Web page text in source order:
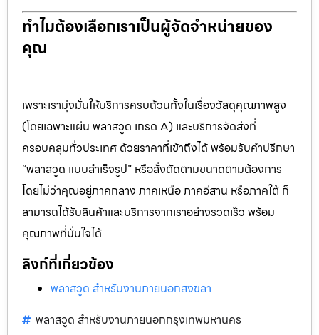
ทำไมต้องเลือกเราเป็นผู้จัดจำหน่ายของ
คุณ
เพราะเรามุ่งมั่นให้บริการครบถ้วนทั้งในเรื่องวัสดุคุณภาพสูง
(โดยเฉพาะแผ่น พลาสวูด เกรด A) และบริการจัดส่งที่
ครอบคลุมทั่วประเทศ ด้วยราคาที่เข้าถึงได้ พร้อมรับคำปรึกษา
“พลาสวูด แบบสำเร็จรูป” หรือสั่งตัดตามขนาดตามต้องการ
โดยไม่ว่าคุณอยู่ภาคกลาง ภาคเหนือ ภาคอีสาน หรือภาคใต้ ก็
สามารถได้รับสินค้าและบริการจากเราอย่างรวดเร็ว พร้อม
คุณภาพที่มั่นใจได้
ลิงก์ที่เกี่ยวข้อง
พลาสวูด สำหรับงานภายนอกสงขลา
พลาสวูด สำหรับงานภายนอกกรุงเทพมหานคร